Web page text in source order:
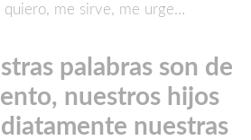
quiero, me sirve, me urge…
palabras son de
nuestros hijos
nuestras